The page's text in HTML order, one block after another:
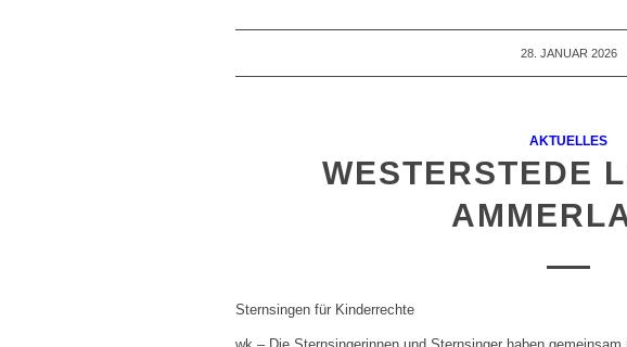
28. JANUAR 2026
AKTUELLES
WESTERSTEDE
Sternsingen für Kinderrechte